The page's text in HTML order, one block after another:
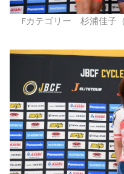
Fカテゴリー 杉浦佳子